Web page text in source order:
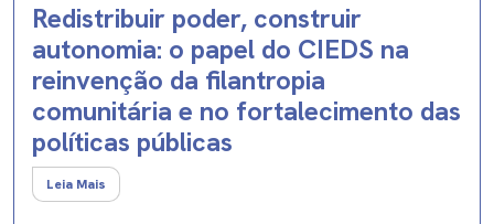
Redistribuir poder, construir
autonomia: o papel do CIEDS na
reinvenção da filantropia
comunitária e no fortalecimento das
políticas públicas
Leia Mais